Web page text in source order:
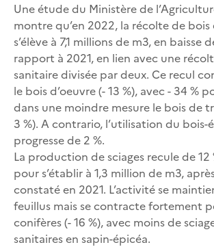
Une étude du Ministère de
montre qu’en 2022, la récolte de bois
s’élève à 7,1 millions de m3, en baisse
rapport à 2021, en lien avec une
sanitaire divisée par deux. Ce recul
le bois d’oeuvre (- 13 %), avec - 34 %
dans une moindre mesure le bois de
3 %). A contrario, l’utilisation du bois-
progresse de 2 %.
La production de sciages recule de 12
pour s’établir à 1,3 million de m3,
constaté en 2021. L’activité se
feuillus mais se contracte fortement
conifères (- 16 %), avec moins de
sanitaires en sapin-épicéa.